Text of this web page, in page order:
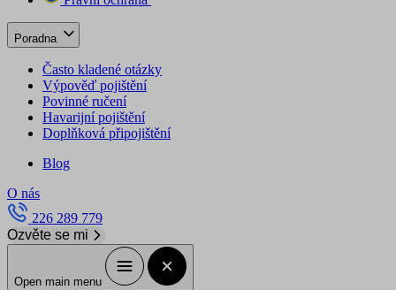
Poradna
Často kladené otázky
Výpověď pojištění
Povinné ručení
Havarijní pojištění
Doplňková připojištění
Blog
O nás
226 289 779
Ozvěte se mi
Open main menu